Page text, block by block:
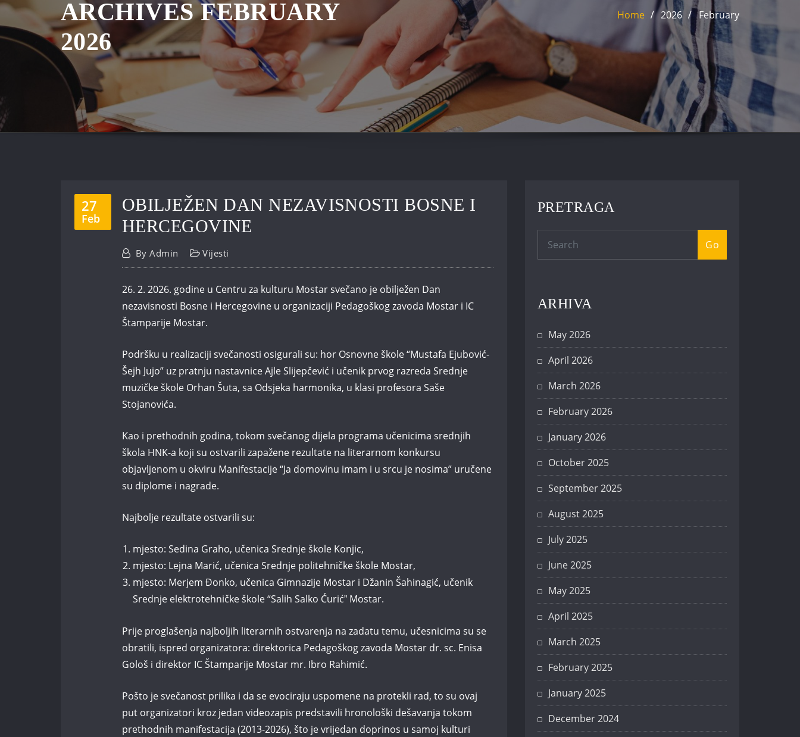
ARCHIVES FEBRUARY
2026
Home 2026 February
27
Feb
OBILJEŽEN DAN NEZAVISNOSTI BOSNE I
HERCEGOVINE
ByAdmin Vijesti
26. 2. 2026. godine u Centru za kulturu Mostar svečano je obilježen Dan
nezavisnosti Bosne i Hercegovine u organizaciji Pedagoškog zavoda Mostar i IC
Štamparije Mostar.
Podršku u realizaciji svečanosti osigurali su: hor Osnovne škole “Mustafa Ejubović-
Šejh Jujo” uz pratnju nastavnice Ajle Slijepčević i učenik prvog razreda Srednje
muzičke škole Orhan Šuta, sa Odsjeka harmonika, u klasi profesora Saše
Stojanovića.
Kao i prethodnih godina, tokom svečanog dijela programa učenicima srednjih
škola HNK-a koji su ostvarili zapažene rezultate na literarnom konkursu
objavljenom u okviru Manifestacije “Ja domovinu imam i u srcu je nosima” uručene
su diplome i nagrade.
Najbolje rezultate ostvarili su:
mjesto: Sedina Graho, učenica Srednje škole Konjic,
mjesto: Lejna Marić, učenica Srednje politehničke škole Mostar,
mjesto: Merjem Đonko, učenica Gimnazije Mostar i Džanin Šahinagić, učenik
Srednje elektrotehničke škole “Salih Salko Ćurićˮ Mostar.
Prije proglašenja najboljih literarnih ostvarenja na zadatu temu, učesnicima su se
obratili, ispred organizatora: direktorica Pedagoškog zavoda Mostar dr. sc. Enisa
Gološ i direktor IC Štamparije Mostar mr. Ibro Rahimić.
Pošto je svečanost prilika i da se evociraju uspomene na protekli rad, to su ovaj
put organizatori kroz jedan videozapis predstavili hronološki dešavanja tokom
prethodnih manifestacija (2013-2026), što je vrijedan doprinos u samoj kulturi
PRETRAGA
Go
ARHIVA
May 2026
April 2026
March 2026
February 2026
January 2026
October 2025
September 2025
August 2025
July 2025
June 2025
May 2025
April 2025
March 2025
February 2025
January 2025
December 2024